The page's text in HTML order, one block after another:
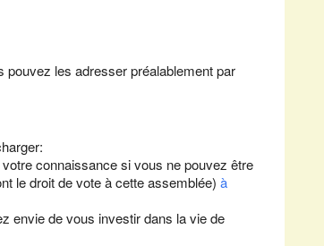
les adresser préalablement par
connaissance si vous ne pouvez être
le droit de vote à cette assemblée) à
envie de vous investir dans la vie de